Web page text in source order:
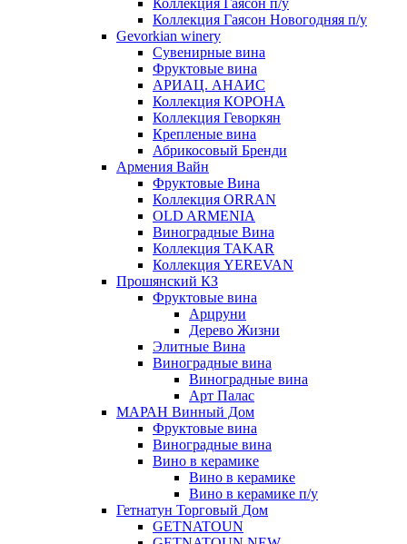
Коллекция Гаясон п/у
Коллекция Гаясон Новогодняя п/у
Gevorkian winery
Сувенирные вина
Фруктовые вина
АРИАЦ. АНАИС
Коллекция КОРОНА
Коллекция Геворкян
Крепленые вина
Абрикосовый Бренди
Армения Вайн
Фруктовые Вина
Коллекция ORRAN
OLD ARMENIA
Виноградные Вина
Коллекция TAKAR
Коллекция YEREVAN
Прошянский КЗ
Фруктовые вина
Арцруни
Дерево Жизни
Элитные Вина
Виноградные вина
Виноградные вина
Арт Палас
МАРАН Винный Дом
Фруктовые вина
Виноградные вина
Вино в керамике
Вино в керамике
Вино в керамике п/у
Гетнатун Торговый Дом
GETNATOUN